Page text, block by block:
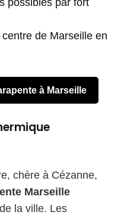
de Marseille en
à Marseille
chère à Cézanne,
Marseille
la ville. Les